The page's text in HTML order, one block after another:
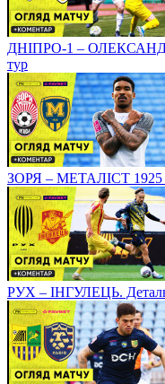
ДНІПРО-1 –
тур
ЗОРЯ – МЕТАЛІСТ 1925
РУХ – ІНГУЛЕЦЬ.